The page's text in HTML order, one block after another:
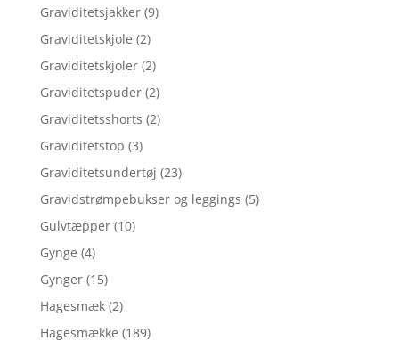
Graviditetsjakker (9)
Graviditetskjole (2)
Graviditetskjoler (2)
Graviditetspuder (2)
Graviditetsshorts (2)
Graviditetstop (3)
Graviditetsundertøj (23)
Gravidstrømpebukser og leggings (5)
Gulvtæpper (10)
Gynge (4)
Gynger (15)
Hagesmæk (2)
Hagesmække (189)